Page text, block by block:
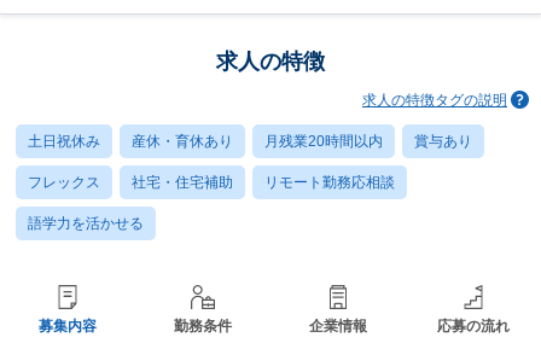
求人の特徴
求人の特徴タグの説明
土日祝休み 産休・育休あり 月残業20時間以内 賞与あり
フレックス 社宅・住宅補助 リモート勤務応相談
語学力を活かせる
募集内容 勤務条件 企業情報 応募の流れ